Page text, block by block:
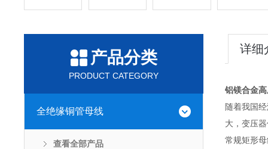
产品分类
PRODUCT CATEGORY
全绝缘铜管母线
查看全部产品
详细
铝镁合金
随着我国
大，变压
常规矩形